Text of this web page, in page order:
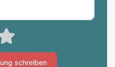
schreiben